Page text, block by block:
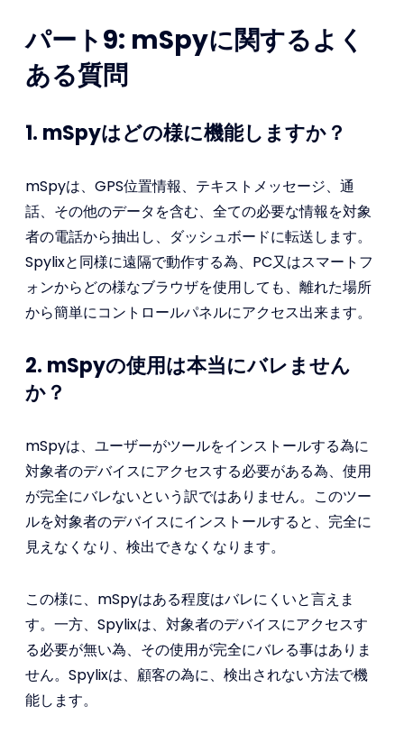
パート9: mSpyに関するよく
ある質問
1. mSpyはどの様に機能しますか？
mSpyは、GPS位置情報、テキストメッセージ、通
話、その他のデータを含む、全ての必要な情報を対象
者の電話から抽出し、ダッシュボードに転送します。
Spylixと同様に遠隔で動作する為、PC又はスマートフ
ォンからどの様なブラウザを使用しても、離れた場所
から簡単にコントロールパネルにアクセス出来ます。
2. mSpyの使用は本当にバレません
か？
mSpyは、ユーザーがツールをインストールする為に
対象者のデバイスにアクセスする必要がある為、使用
が完全にバレないという訳ではありません。このツー
ルを対象者のデバイスにインストールすると、完全に
見えなくなり、検出できなくなります。
この様に、mSpyはある程度はバレにくいと言えま
す。一方、Spylixは、対象者のデバイスにアクセスす
る必要が無い為、その使用が完全にバレる事はありま
せん。Spylixは、顧客の為に、検出されない方法で機
能します。